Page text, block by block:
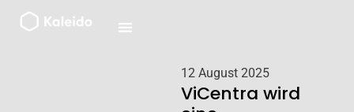
Zum
Inhalt
12 August 2025
ViCentra wird